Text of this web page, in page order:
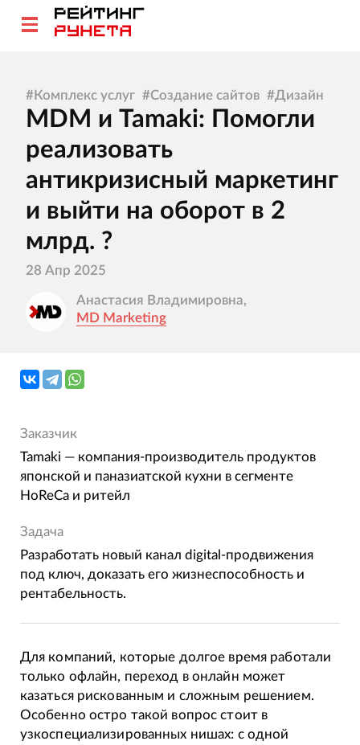
#Комплекс услуг #Создание сайтов #Дизайн
MDM и Tamaki: Помогли
реализовать
антикризисный маркетинг
и выйти на оборот в 2
млрд. ?
28 Апр 2025
Анастасия Владимировна,
MD Marketing
Заказчик
Tamaki — компания-производитель продуктов
японской и паназиатской кухни в сегменте
HoReCa и ритейл
Задача
Разработать новый канал digital-продвижения
под ключ, доказать его жизнеспособность и
рентабельность.
Для компаний, которые долгое время работали
только офлайн, переход в онлайн может
казаться рискованным и сложным решением.
Особенно остро такой вопрос стоит в
узкоспециализированных нишах: с одной